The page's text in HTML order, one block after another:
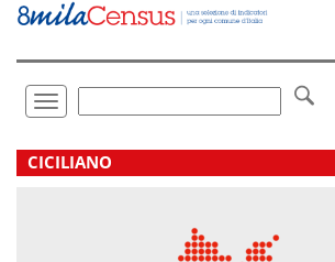
Vai
direttamente
Toggle
navigation
.
CICILIANO